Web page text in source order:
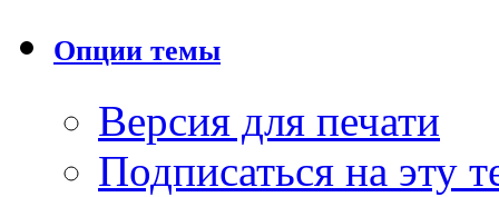
Опции темы
Версия для печати
Подписаться на эту